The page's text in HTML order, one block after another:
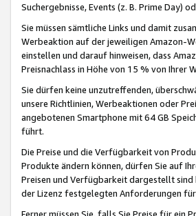
Suchergebnisse, Events (z. B. Prime Day)
Sie müssen sämtliche Links und damit
Werbeaktion auf der jeweiligen Amazon-
einstellen und darauf hinweisen, dass
Preisnachlass in Höhe von 15 % von Ihrer
Sie dürfen keine unzutreffenden,
unsere Richtlinien, Werbeaktionen oder
angebotenen Smartphone mit 64 GB
führt.
Die Preise und die Verfügbarkeit von
Produkte ändern können, dürfen Sie auf
Preisen und Verfügbarkeit dargestellt sind
der Lizenz festgelegten Anforderungen
Ferner müssen Sie, falls Sie Preise für ein